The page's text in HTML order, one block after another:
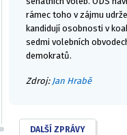
rámec toho v zájmu
kandidují osobnosti v
sedmi volebních
demokratů.
Zdroj: Jan Hrabě
DALŠÍ ZPRÁVY